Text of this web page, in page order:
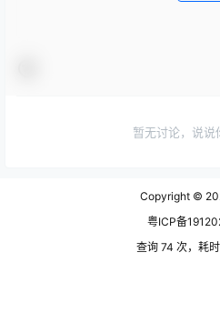
暂无讨论，说说
Copyright ©
粤ICP备
查询 74 次，耗